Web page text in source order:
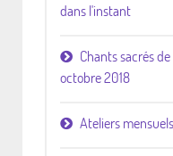
dans l'instant
Chants sacrés
octobre 2018
Ateliers